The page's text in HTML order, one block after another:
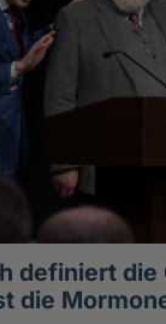
definiert
die